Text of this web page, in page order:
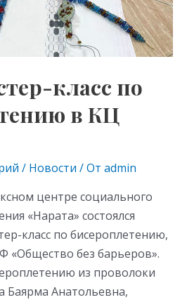
класс по
в КЦ
/ Новости / От admin
центре социального
«Нарата» состоялся
класс по бисероплетению,
«Общество без барьеров».
из проволоки
Баярма Анатольевна,